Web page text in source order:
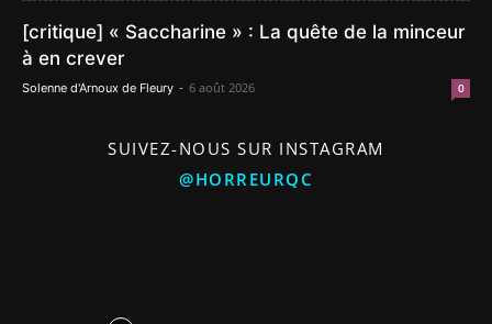
[critique] « Saccharine » : La quête de la minceur
à en crever
Solenne d'Arnoux de Fleury - 6 août 2026 0
SUIVEZ-NOUS SUR INSTAGRAM
@HORREURQC